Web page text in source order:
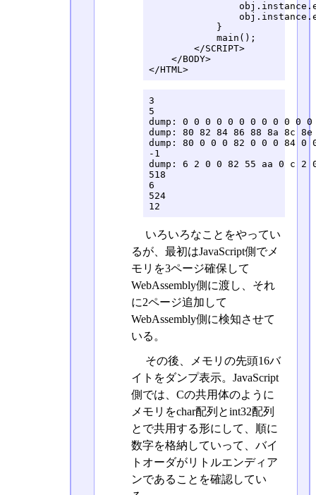
            }
            main();
        </SCRIPT>
    </BODY>
</HTML>
3
5
dump: 0 0 0 0 0 0 0 0 0 0 0
dump: 80 82 84 86 88 8a 8c
dump: 80 0 0 0 82 0 0 0 84 0
-1
dump: 6 2 0 0 82 55 aa 0 c 2
518
6
524
12
いろいろなことをやってい
るが、最初はJavaScript側でメ
モリを3ページ確保して
WebAssembly側に渡し、それ
に2ページ追加して
WebAssembly側に検知させて
いる。
その後、メモリの先頭16バ
イトをダンプ表示。JavaScript
側では、Cの共用体のように
メモリをchar配列とint32配列
とで共用する形にして、順に
数字を格納していって、バイ
トオーダがリトルエンディア
ンであることを確認してい